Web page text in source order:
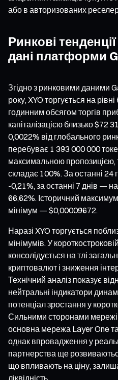
або в авторизованих
Ринкові
дані платформи
Згідно з ринковими даними
року, XYO торгується на
годинним обсягом торгів
капіталізацією близько $72
0,0022% від глобального
перебуває 1 393 000 000
максимальною пропозицією,
складає 100%. За останні 24
-0,21%, за останні 7 днів —
66,62%. Історичний
мінімум — $0,00009672.
Наразі XYO торгується
мінімумів. У
консолідується на тлі
криптовалют і зниження
Технічний аналіз показує
нейтральні індикатори
потенціал зростання у
Сильними сторонами мережі
основна мережа Layer One
однак впровадження у
партнерства ще
що впливають на ціну,
ліквідність.